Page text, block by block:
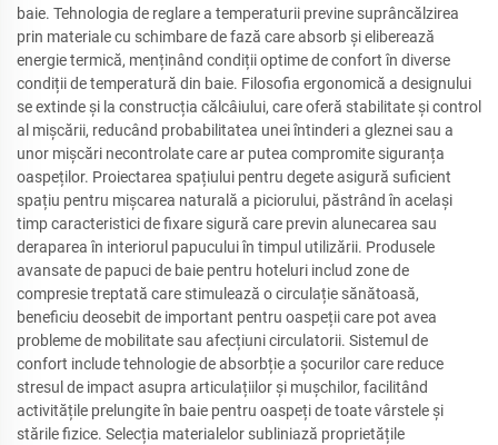
baie. Tehnologia de reglare a temperaturii previne suprâncălzirea
prin materiale cu schimbare de fază care absorb și eliberează
energie termică, menținând condiții optime de confort în diverse
condiții de temperatură din baie. Filosofia ergonomică a designului
se extinde și la construcția călcâiului, care oferă stabilitate și control
al mișcării, reducând probabilitatea unei întinderi a gleznei sau a
unor mișcări necontrolate care ar putea compromite siguranța
oaspeților. Proiectarea spațiului pentru degete asigură suficient
spațiu pentru mișcarea naturală a piciorului, păstrând în același
timp caracteristici de fixare sigură care previn alunecarea sau
deraparea în interiorul papucului în timpul utilizării. Produsele
avansate de papuci de baie pentru hoteluri includ zone de
compresie treptată care stimulează o circulație sănătoasă,
beneficiu deosebit de important pentru oaspeții care pot avea
probleme de mobilitate sau afecțiuni circulatorii. Sistemul de
confort include tehnologie de absorbție a șocurilor care reduce
stresul de impact asupra articulațiilor și mușchilor, facilitând
activitățile prelungite în baie pentru oaspeți de toate vârstele și
stările fizice. Selecția materialelor subliniază proprietățile